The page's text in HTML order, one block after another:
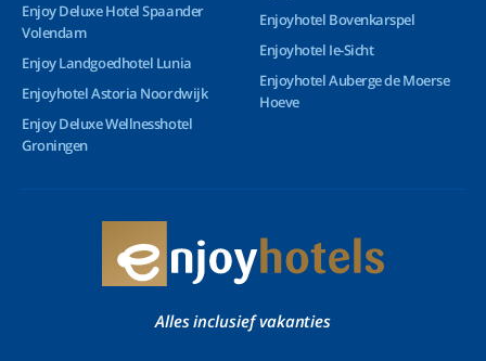
Enjoy Deluxe Hotel Spaander
Volendam
Enjoy Landgoedhotel Lunia
Enjoyhotel Astoria Noordwijk
Enjoy Deluxe Wellnesshotel
Groningen
Enjoyhotel Bovenkarspel
Enjoyhotel Ie-Sicht
Enjoyhotel Auberge de Moerse
Hoeve
Alles inclusief vakanties